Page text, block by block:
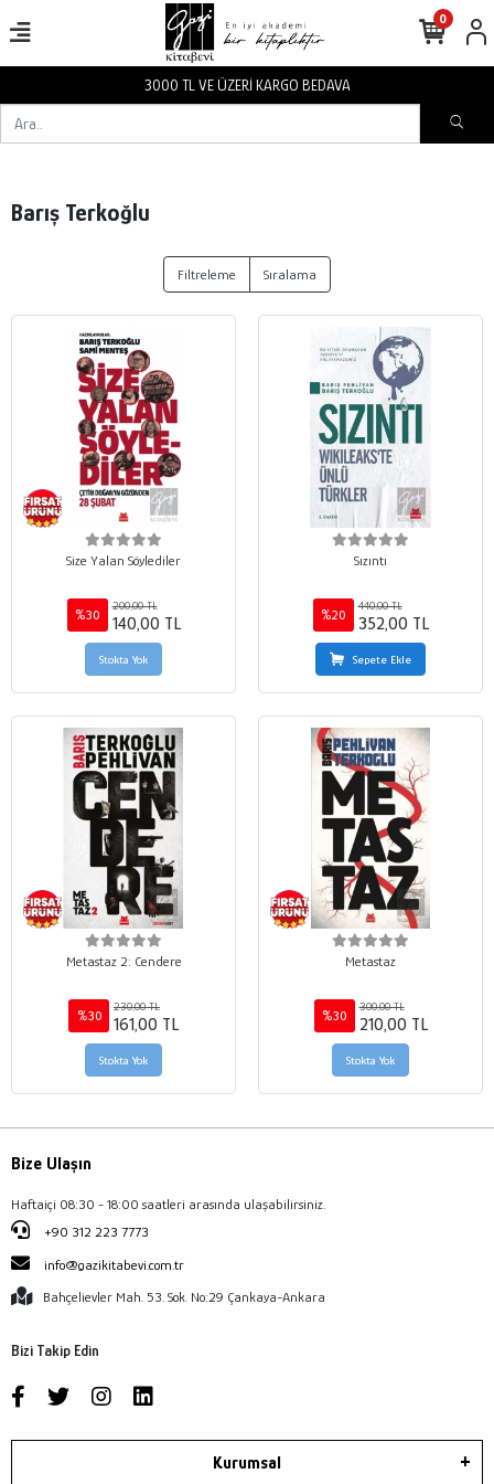
3000 TL VE ÜZERİ KARGO BEDAVA
0
Barış Terkoğlu
Filtreleme Sıralama
Size Yalan Söylediler
%30
200,00 TL
140,00 TL
Stokta Yok
Sızıntı
%20
440,00 TL
352,00 TL
Sepete Ekle
Metastaz 2: Cendere
%30
230,00 TL
161,00 TL
Stokta Yok
Metastaz
%30
300,00 TL
210,00 TL
Stokta Yok
Bize Ulaşın
Haftaiçi 08:30 - 18:00 saatleri arasında ulaşabilirsiniz.
+90 312 223 7773
info@gazikitabevi.com.tr
Bahçelievler Mah. 53. Sok. No:29 Çankaya-Ankara
Bizi Takip Edin
Kurumsal